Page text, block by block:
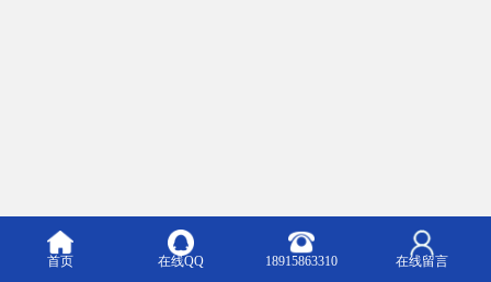
首页 在线QQ 18915863310 在线留言